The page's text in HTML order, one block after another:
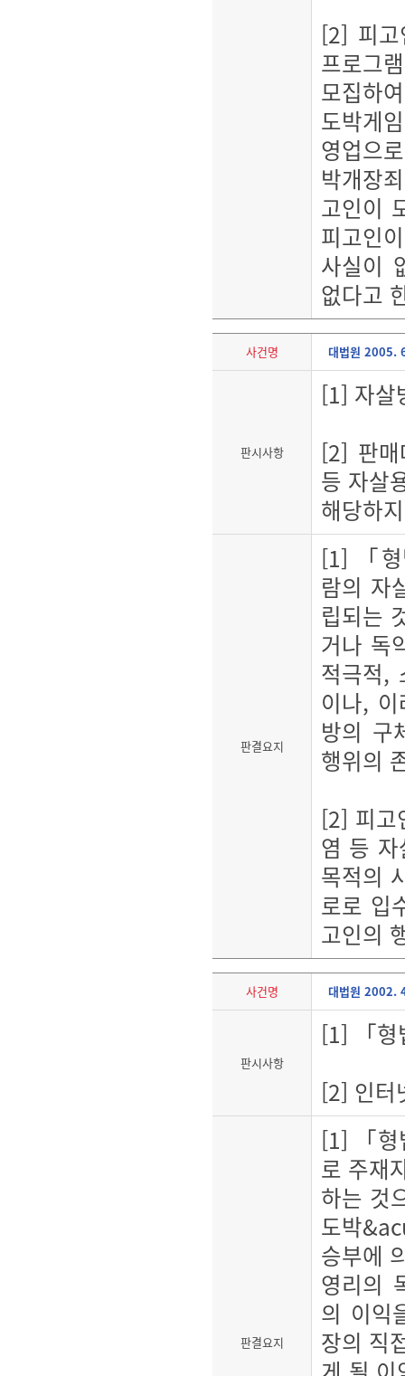
[2] 피고
프로그
모집하
도박게
영업으
박개장
고인이
피고인
사실이
없다고
사건명 대법원 2005.
판시사항
[1] 자살
[2] 판매
등 자살
해당하
판결요지
[1] 「형
람의 자
립되는
거나 독
적극적,
이나,
방의 구
행위의
[2] 피고
염 등
목적의
로로 입
고인의
사건명 대법원 2002.
판시사항
[1] 「형
[2] 인터
판결요지
[1] 「형
로 주재
하는 것
도박
승부에
영리의
의 이익
장의 직